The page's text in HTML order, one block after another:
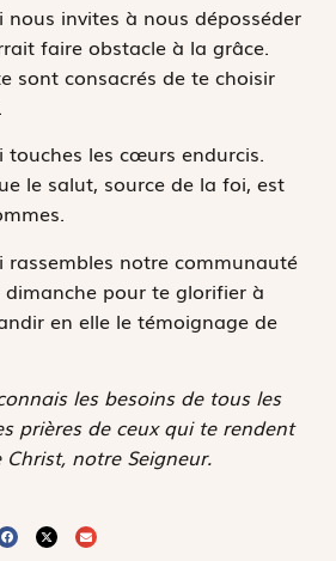
nous invites à nous déposséder
faire obstacle à la grâce.
sont consacrés de te choisir
touches les cœurs endurcis.
le salut, source de la foi, est
rassembles notre communauté
pour te glorifier à
en elle le témoignage de
les besoins de tous les
prières de ceux qui te rendent
Christ, notre Seigneur.